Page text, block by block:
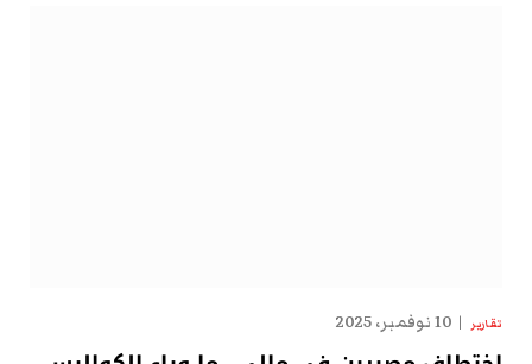
تقارير 10 نوفمبر، 2025